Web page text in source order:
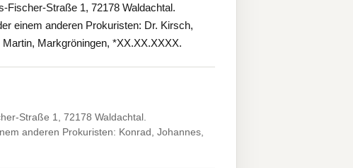
Fischer-Straße 1, 72178 Waldachtal.
einem anderen Prokuristen: Dr. Kirsch,
Markgröningen, *XX.XX.XXXX.
Straße 1, 72178 Waldachtal.
anderen Prokuristen: Konrad, Johannes,